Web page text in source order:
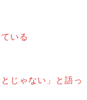
いる
じゃない」と語っ